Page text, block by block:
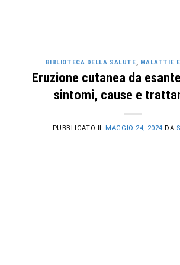
BIBLIOTECA DELLA SALUTE, MALATTIE
Eruzione cutanea da
sintomi, cause e
PUBBLICATO IL MAGGIO 24, 2024 DA